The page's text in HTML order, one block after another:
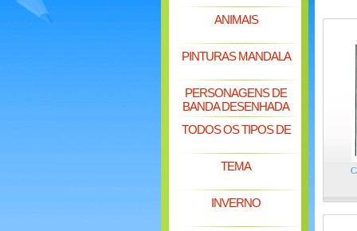
ANIMAIS
PINTURAS MANDALA
PERSONAGENS DE
BANDA DESENHADA
TODOS OS TIPOS DE
TEMA
INVERNO